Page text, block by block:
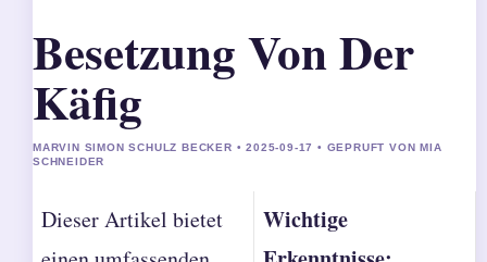
Besetzung Von Der
Käfig
MARVIN SIMON SCHULZ BECKER • 2025-09-17 • GEPRUFT VON MIA
SCHNEIDER
Dieser Artikel bietet
Wichtige